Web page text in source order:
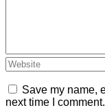
Save my name,
next time I comment.